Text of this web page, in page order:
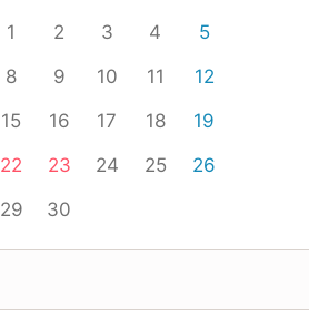
1 2 3 4
5
8 9 10 11
12
15 16 17 18
19
22 23 24 25
26
29 30